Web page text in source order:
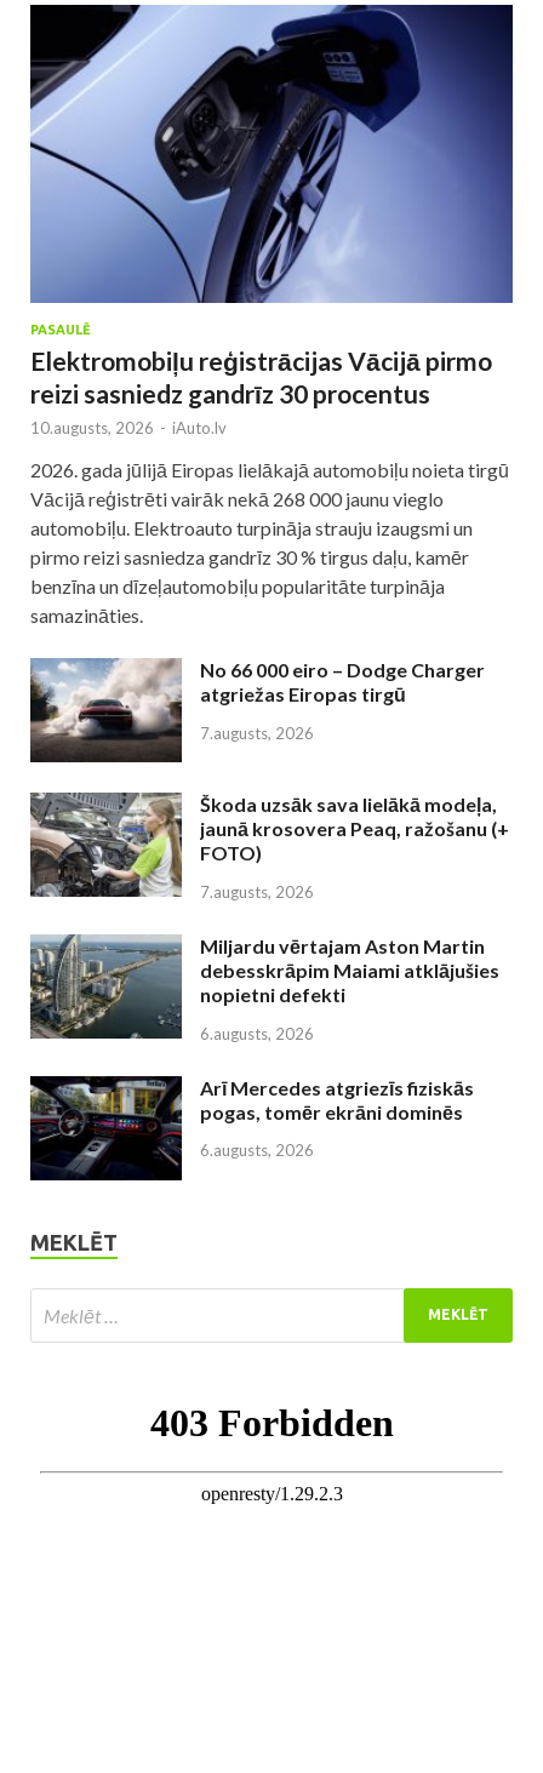
PASAULĒ
Elektromobiļu reģistrācijas Vācijā pirmo
reizi sasniedz gandrīz 30 procentus
10.augusts, 2026 - iAuto.lv
2026. gada jūlijā Eiropas lielākajā automobiļu noieta tirgū
Vācijā reģistrēti vairāk nekā 268 000 jaunu vieglo
automobiļu. Elektroauto turpināja strauju izaugsmi un
pirmo reizi sasniedza gandrīz 30 % tirgus daļu, kamēr
benzīna un dīzeļautomobiļu popularitāte turpināja
samazināties.
No 66 000 eiro – Dodge Charger
atgriežas Eiropas tirgū
7.augusts, 2026
Škoda uzsāk sava lielākā modeļa,
jaunā krosovera Peaq, ražošanu (+
FOTO)
7.augusts, 2026
Miljardu vērtajam Aston Martin
debesskrāpim Maiami atklājušies
nopietni defekti
6.augusts, 2026
Arī Mercedes atgriezīs fiziskās
pogas, tomēr ekrāni dominēs
6.augusts, 2026
MEKLĒT